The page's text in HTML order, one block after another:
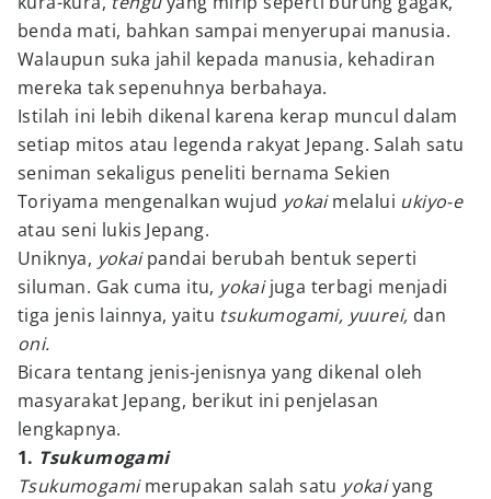
benda mati, bahkan sampai menyerupai manusia.
Walaupun suka jahil kepada manusia, kehadiran
mereka tak sepenuhnya berbahaya.
Istilah ini lebih dikenal karena kerap muncul dalam
setiap mitos atau legenda rakyat Jepang. Salah satu
seniman sekaligus peneliti bernama Sekien
Toriyama mengenalkan wujud yokaimelalui ukiyo-e
atau seni lukis Jepang.
Uniknya, yokaipandai berubah bentuk seperti
siluman. Gak cuma itu, yokaijuga terbagi menjadi
tiga jenis lainnya, yaitu tsukumogami, yuurei, dan
oni.
Bicara tentang jenis-jenisnya yang dikenal oleh
masyarakat Jepang, berikut ini penjelasan
lengkapnya.
1. Tsukumogami
Tsukumogamimerupakan salah satu yokaiyang